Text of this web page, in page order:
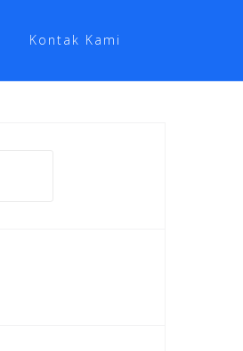
Kontak Kami